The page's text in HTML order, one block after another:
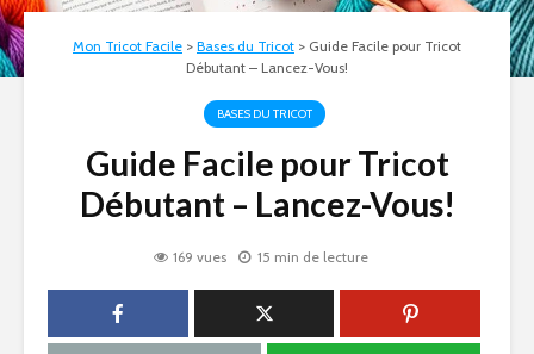
Mon Tricot Facile > Bases du Tricot > Guide Facile pour Tricot
Débutant – Lancez-Vous!
BASES DU TRICOT
Guide Facile pour Tricot
Débutant – Lancez-Vous!
169 vues 15 min de lecture